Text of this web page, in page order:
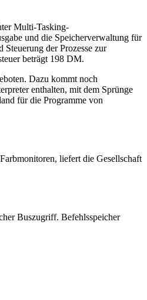
Multi-Tasking-
und die Speicherverwaltung für
der Prozesse zur
beträgt 198 DM.
Dazu kommt noch
enthalten, mit dem Sprünge
für die Programme von
liefert die Gesellschaft
Buszugriff. Befehlsspeicher